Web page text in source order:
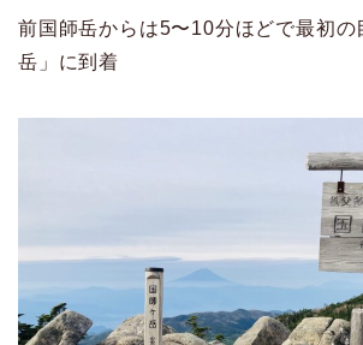
前国師岳からは5〜10分ほどで最初の
岳」に到着